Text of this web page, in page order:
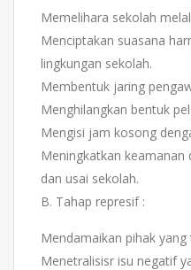
Memelihara sekolah
Menciptakan suasana
lingkungan sekolah.
Membentuk jaring
Menghilangkan bentuk
Mengisi jam kosong
Meningkatkan
dan usai sekolah.
B. Tahap represif :
Mendamaikan pihak
Menetralisisr isu negatif